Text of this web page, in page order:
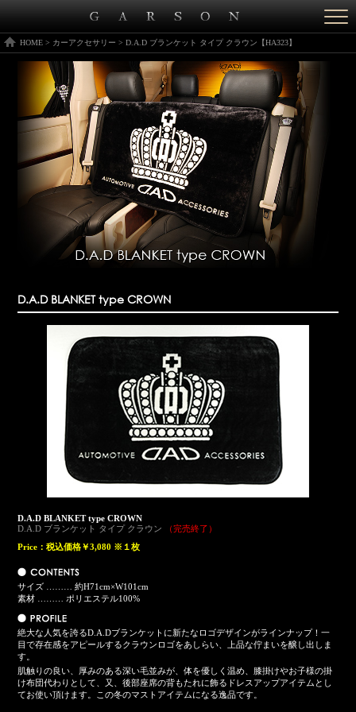
HOME > カーアクセサリー > D.A.D ブランケット タイプ クラウン【HA323】
D.A.D BLANKET type CROWN
D.A.D BLANKET type CROWN
D.A.D ブランケット タイプ クラウン
（完売終了）
Price：税込価格￥3,080 ※１枚
サイズ ……… 約H71cm×W101cm
素材 ……… ポリエステル100%
絶大な人気を誇るD.A.Dブランケットに新たなロゴデザインがラインナップ！一
目で存在感をアピールするクラウンロゴをあしらい、上品な佇まいを醸し出しま
す。
肌触りの良い、厚みのある深い毛並みが、体を優しく温め、膝掛けやお子様の掛
け布団代わりとして、又、後部座席の背もたれに飾るドレスアップアイテムとし
てお使い頂けます。この冬のマストアイテムになる逸品です。